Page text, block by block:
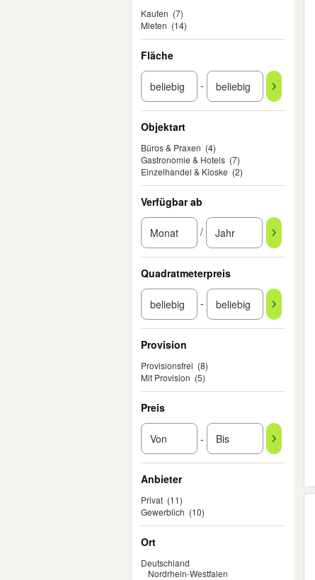
Kaufen (7)
Mieten (14)
Fläche
-
Objektart
Büros & Praxen (4)
Gastronomie & Hotels (7)
Einzelhandel & Kioske (2)
Verfügbar ab
/
Quadratmeterpreis
-
Provision
Provisionsfrei (8)
Mit Provision (5)
Preis
-
Anbieter
Privat (11)
Gewerblich (10)
Ort
Deutschland
Nordrhein-Westfalen